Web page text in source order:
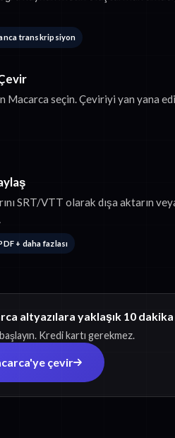
transkripsiyon
Macarca seçin. Çeviriyi yan yana
SRT/VTT olarak dışa aktarın
+ daha fazlası
altyazılara yaklaşık 10 dakika
Kredi kartı gerekmez.
çevir